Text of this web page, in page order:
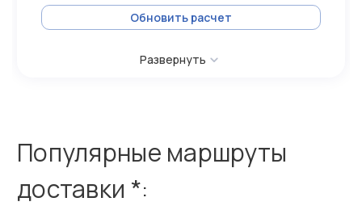
Обновить расчет
Развернуть
Популярные маршруты
доставки *: